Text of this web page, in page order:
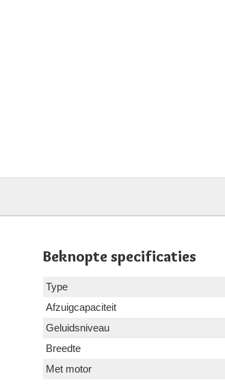
Beknopte specificaties
Type
Afzuigcapaciteit
Geluidsniveau
Breedte
Met motor